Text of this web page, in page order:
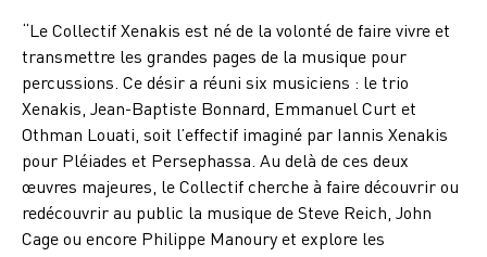
“Le Collectif Xenakis est né de la volonté de faire vivre et
transmettre les grandes pages de la musique pour
percussions. Ce désir a réuni six musiciens : le trio
Xenakis, Jean-Baptiste Bonnard, Emmanuel Curt et
Othman Louati, soit l’effectif imaginé par Iannis Xenakis
pour Pléiades et Persephassa. Au delà de ces deux
œuvres majeures, le Collectif cherche à faire découvrir ou
redécouvrir au public la musique de Steve Reich, John
Cage ou encore Philippe Manoury et explore les